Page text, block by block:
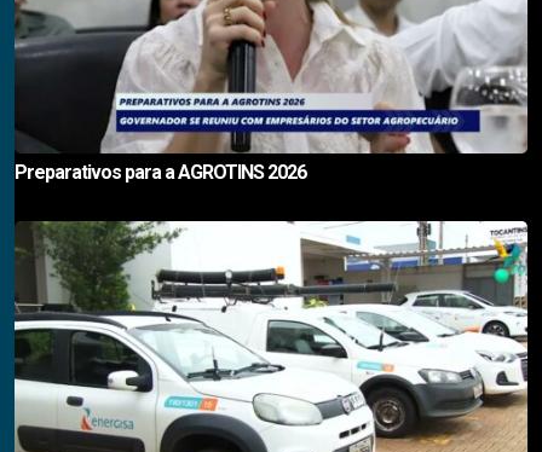
Preparativos para a AGROTINS 2026